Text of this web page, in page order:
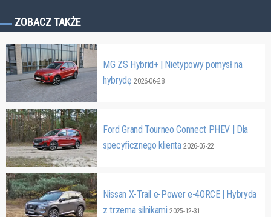
ZOBACZ TAKŻE
MG ZS Hybrid+ | Nietypowy pomysł na
hybrydę2026-06-28
Ford Grand Tourneo Connect PHEV | Dla
specyficznego klienta2026-05-22
Nissan X-Trail e-Power e-4ORCE | Hybryda
z trzema silnikami2025-12-31